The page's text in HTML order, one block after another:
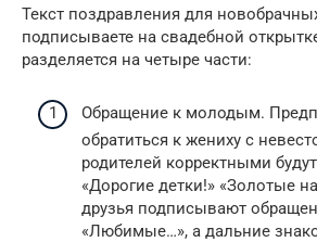
Текст поздравления для
подписываете на свадебной
разделяется на четыре части:
Обращение к молодым.
обратиться к жениху с
родителей корректными
«Дорогие детки!» «Золотые
друзья подписывают
«Любимые…», а дальние